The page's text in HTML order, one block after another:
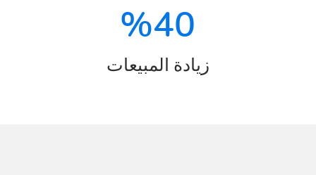
40
%
زيادة المبيعات